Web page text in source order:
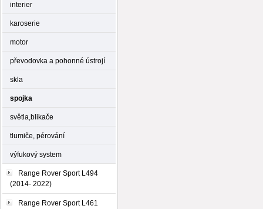
interier
karoserie
motor
převodovka a pohonné ústrojí
skla
spojka
světla,blikače
tlumiče, pérování
výfukový system
Range Rover Sport L494
(2014- 2022)
Range Rover Sport L461